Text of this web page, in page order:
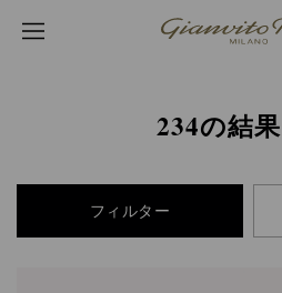
234の結果
フィルター